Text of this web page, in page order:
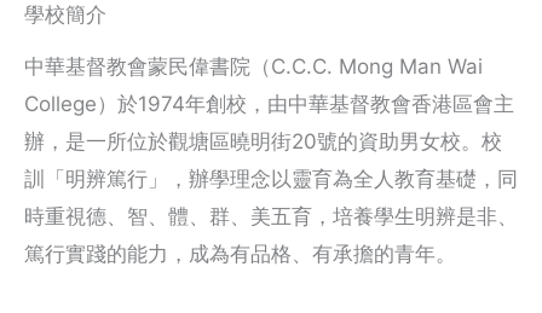
學校簡介
中華基督教會蒙民偉書院（C.C.C. Mong Man Wai
College）於1974年創校，由中華基督教會香港區會主
辦，是一所位於觀塘區曉明街20號的資助男女校。校
訓「明辨篤行」，辦學理念以靈育為全人教育基礎，同
時重視德、智、體、群、美五育，培養學生明辨是非、
篤行實踐的能力，成為有品格、有承擔的青年。